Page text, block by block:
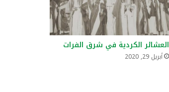
العشائر الكردية في شرق الفرات
أبريل 29, 2020